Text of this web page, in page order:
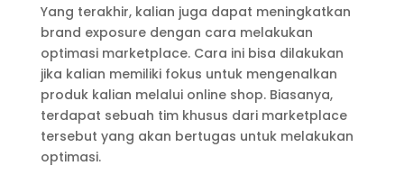
Yang terakhir, kalian juga dapat meningkatkan
brand exposure dengan cara melakukan
optimasi marketplace. Cara ini bisa dilakukan
jika kalian memiliki fokus untuk mengenalkan
produk kalian melalui online shop. Biasanya,
terdapat sebuah tim khusus dari marketplace
tersebut yang akan bertugas untuk melakukan
optimasi.